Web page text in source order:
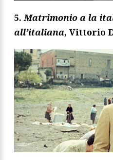
5. Matrimonio a la
all’italiana, Vittorio